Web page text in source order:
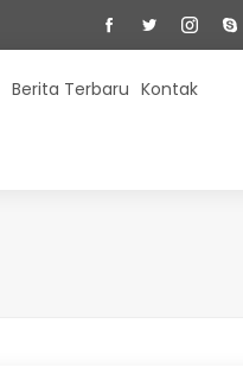
Berita Terbaru Kontak